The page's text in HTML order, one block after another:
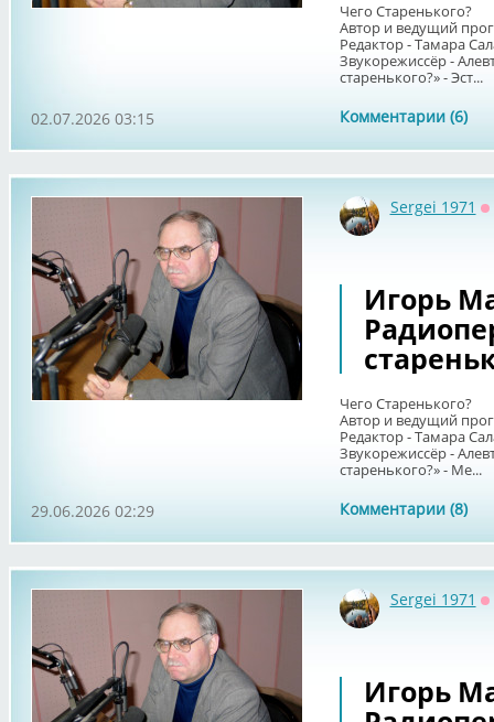
Чего Старенького?
Автор и ведущий
Редактор - Тамара
Звукорежиссёр -
старенького?» - Эст...
Комментарии (6)
02.07.2026 03:15
Sergei 1971
Игорь
Чего Старенького?
Автор и ведущий
Редактор - Тамара
Звукорежиссёр -
старенького?» - Ме...
Комментарии (8)
29.06.2026 02:29
Sergei 1971
Игорь